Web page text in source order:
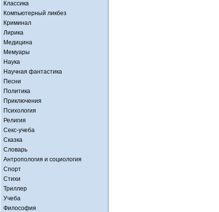
Классика
Компьютерный ликбез
Криминал
Лирика
Медицина
Мемуары
Наука
Научная фантастика
Песни
Политика
Приключения
Психология
Религия
Секс-учеба
Сказка
Словарь
Антропология и социология
Спорт
Стихи
Триллер
Учеба
Философия